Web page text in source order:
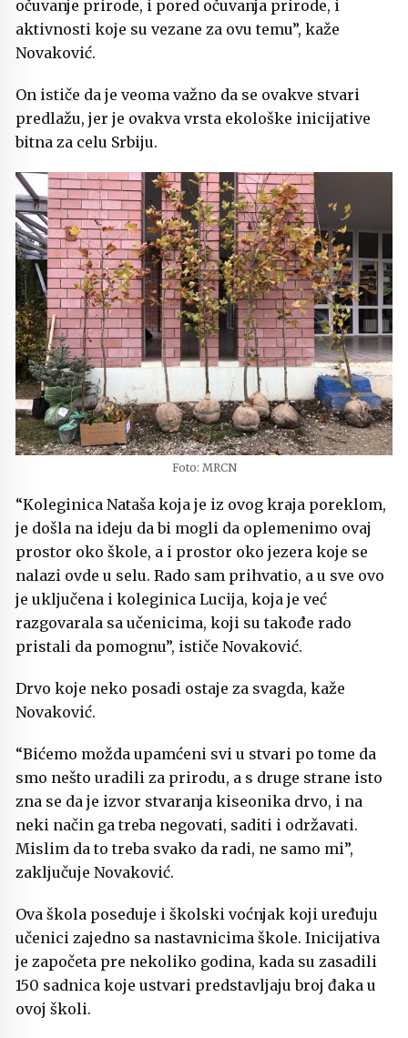
očuvanje prirode, i pored očuvanja prirode, i
aktivnosti koje su vezane za ovu temu”, kaže
Novaković.
On ističe da je veoma važno da se ovakve stvari
predlažu, jer je ovakva vrsta ekološke inicijative
bitna za celu Srbiju.
Foto: MRCN
“Koleginica Nataša koja je iz ovog kraja poreklom,
je došla na ideju da bi mogli da oplemenimo ovaj
prostor oko škole, a i prostor oko jezera koje se
nalazi ovde u selu. Rado sam prihvatio, a u sve ovo
je uključena i koleginica Lucija, koja je već
razgovarala sa učenicima, koji su takođe rado
pristali da pomognu”, ističe Novaković.
Drvo koje neko posadi ostaje za svagda, kaže
Novaković.
“Bićemo možda upamćeni svi u stvari po tome da
smo nešto uradili za prirodu, a s druge strane isto
zna se da je izvor stvaranja kiseonika drvo, i na
neki način ga treba negovati, saditi i održavati.
Mislim da to treba svako da radi, ne samo mi”,
zaključuje Novaković.
Ova škola poseduje i školski voćnjak koji uređuju
učenici zajedno sa nastavnicima škole. Inicijativa
je započeta pre nekoliko godina, kada su zasadili
150 sadnica koje ustvari predstavljaju broj đaka u
ovoj školi.